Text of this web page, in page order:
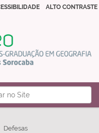
ALTO CONTRASTE
Defesas